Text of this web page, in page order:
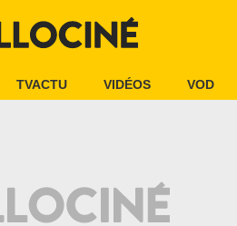
TVACTU VIDÉOS VOD